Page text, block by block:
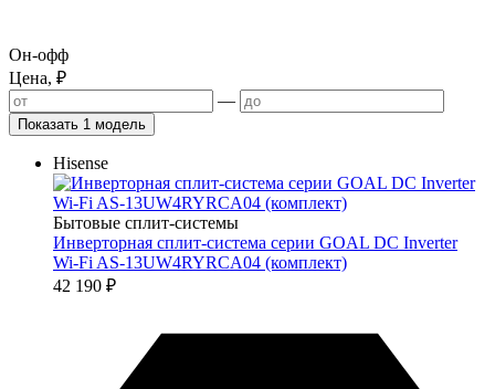
Он-офф
Цена, ₽
—
Показать 1 модель
Hisense
Бытовые сплит-системы
Инверторная сплит-система серии GOAL DC Inverter
Wi-Fi AS-13UW4RYRCA04 (комплект)
42 190 ₽